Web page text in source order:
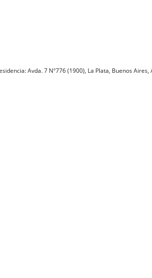
Avda. 7 N°776 (1900), La Plata, Buenos